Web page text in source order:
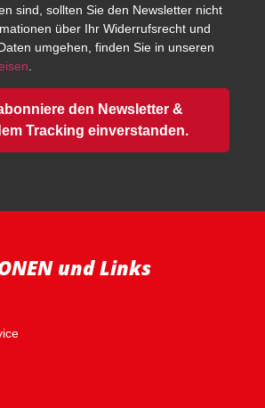
sind, sollten Sie den Newsletter nicht
über Ihr Widerrufsrecht und
umgehen, finden Sie in unseren
.
den Newsletter &
Tracking einverstanden.
und Links